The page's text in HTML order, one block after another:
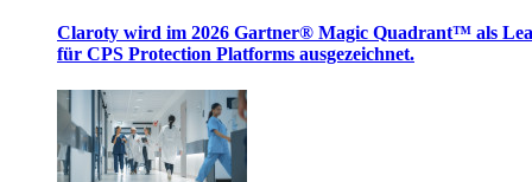
Claroty wird im 2026 Gartner® Magic Quadrant™ als
für CPS Protection Platforms ausgezeichnet.